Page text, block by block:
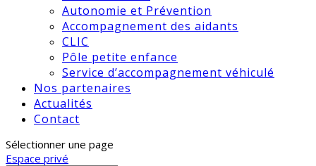
Autonomie et Prévention
Accompagnement des aidants
CLIC
Pôle petite enfance
Service d’accompagnement véhiculé
Nos partenaires
Actualités
Contact
Sélectionner une page
Espace privé